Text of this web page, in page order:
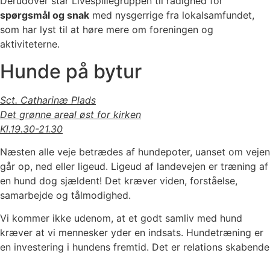
spørgsmål og snak med nysgerrige fra lokalsamfundet,
som har lyst til at høre mere om foreningen og
aktiviteterne.
Hunde på bytur
Sct. Catharinæ Plads
Det grønne areal øst for kirken
Kl.19.30-21.30
Næsten alle veje betrædes af hundepoter, uanset om vejen
går op, ned eller ligeud. Ligeud af landevejen er træning af
en hund dog sjældent! Det kræver viden, forståelse,
samarbejde og tålmodighed.
Vi kommer ikke udenom, at et godt samliv med hund
kræver at vi mennesker yder en indsats. Hundetræning er
en investering i hundens fremtid. Det er relations skabende